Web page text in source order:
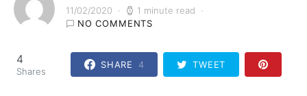
11/02/2020
1 minute read
NO COMMENTS
4
Shares
SHARE 4 TWEET